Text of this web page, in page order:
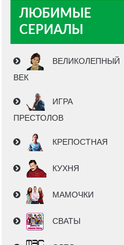
ЛЮБИМЫЕ
СЕРИАЛЫ
ВЕЛИКОЛЕПНЫЙ
ВЕК
ИГРА
ПРЕСТОЛОВ
КРЕПОСТНАЯ
КУХНЯ
МАМОЧКИ
СВАТЫ